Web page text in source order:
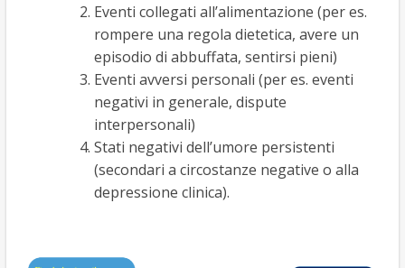
Eventi collegati all’alimentazione (per es.
rompere una regola dietetica, avere un
episodio di abbuffata, sentirsi pieni)
Eventi avversi personali (per es. eventi
negativi in generale, dispute
interpersonali)
Stati negativi dell’umore persistenti
(secondari a circostanze negative o alla
depressione clinica).